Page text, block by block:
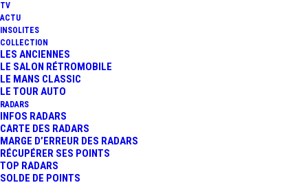
TV
ACTU
INSOLITES
COLLECTION
LES ANCIENNES
LE SALON RÉTROMOBILE
LE MANS CLASSIC
LE TOUR AUTO
RADARS
INFOS RADARS
CARTE DES RADARS
MARGE D’ERREUR DES RADARS
RÉCUPÉRER SES POINTS
TOP RADARS
SOLDE DE POINTS
TONITRUANTE SÉRIE LIMITÉE
"50TH ANNIVERSARY"